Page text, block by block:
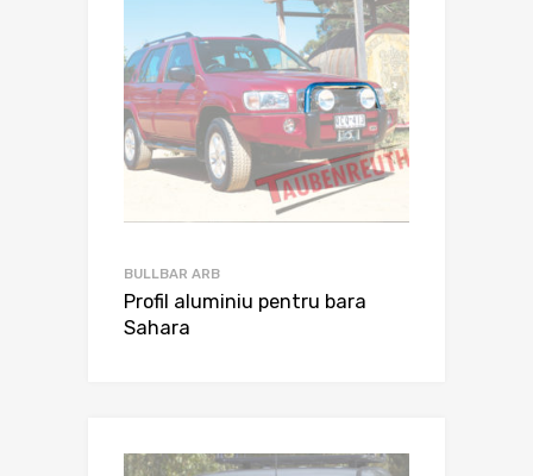
BULLBAR ARB
Profil aluminiu pentru bara
Sahara